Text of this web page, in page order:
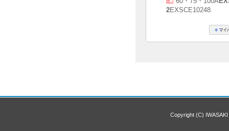
2EXSCE10248
Copyright (C)